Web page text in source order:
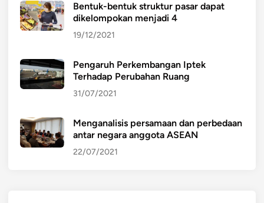
Bentuk-bentuk struktur pasar dapat
dikelompokan menjadi 4
19/12/2021
Pengaruh Perkembangan Iptek
Terhadap Perubahan Ruang
31/07/2021
Menganalisis persamaan dan perbedaan
antar negara anggota ASEAN
22/07/2021